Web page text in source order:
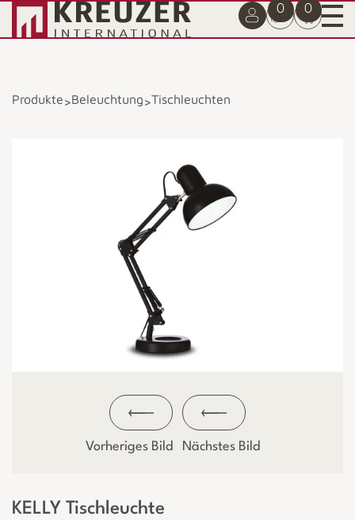
0 0
Produkte>Beleuchtung>Tischleuchten
Vorheriges Bild Nächstes Bild
KELLY Tischleuchte